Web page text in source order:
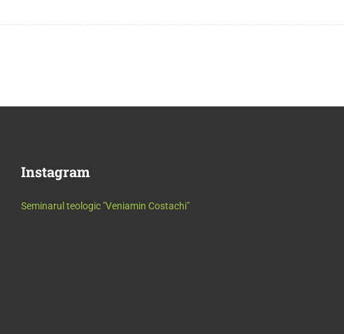
Instagram
Seminarul teologic "Veniamin Costachi"